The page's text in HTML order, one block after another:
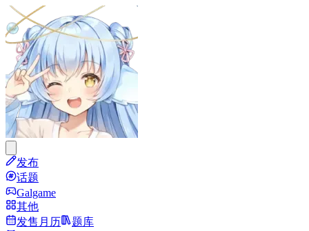
发布
话题
Galgame
其他
发售月历
题库